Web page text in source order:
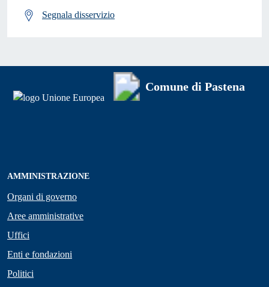
Segnala disservizio
Comune di Pastena
AMMINISTRAZIONE
Organi di governo
Aree amministrative
Uffici
Enti e fondazioni
Politici